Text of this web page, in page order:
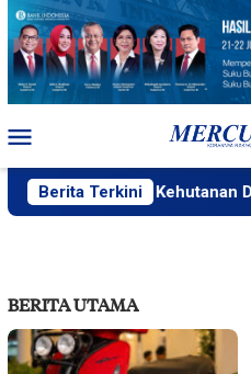
Loncat
konten
Mobile
Berita Terkini
Petugas Kehutanan
BERITA UTAMA